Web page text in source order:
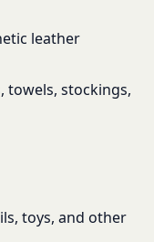
leather
towels, stockings,
toys, and other
ブライセンス
、派生著作物
用等」といいま
します。
用等についての
供物が第三者
保証するもの
権利を承継し
して、著作者人